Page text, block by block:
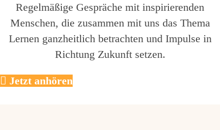
Regelmäßige Gespräche mit inspirierenden
Menschen, die zusammen mit uns das Thema
Lernen ganzheitlich betrachten und Impulse in
Richtung Zukunft setzen.
Jetzt anhören